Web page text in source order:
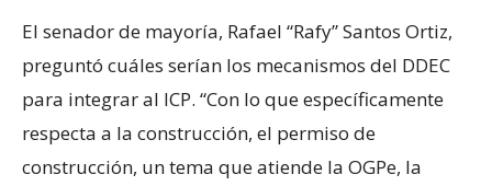
El senador de mayoría, Rafael “Rafy” Santos Ortiz,
preguntó cuáles serían los mecanismos del DDEC
para integrar al ICP. “Con lo que específicamente
respecta a la construcción, el permiso de
construcción, un tema que atiende la OGPe, la